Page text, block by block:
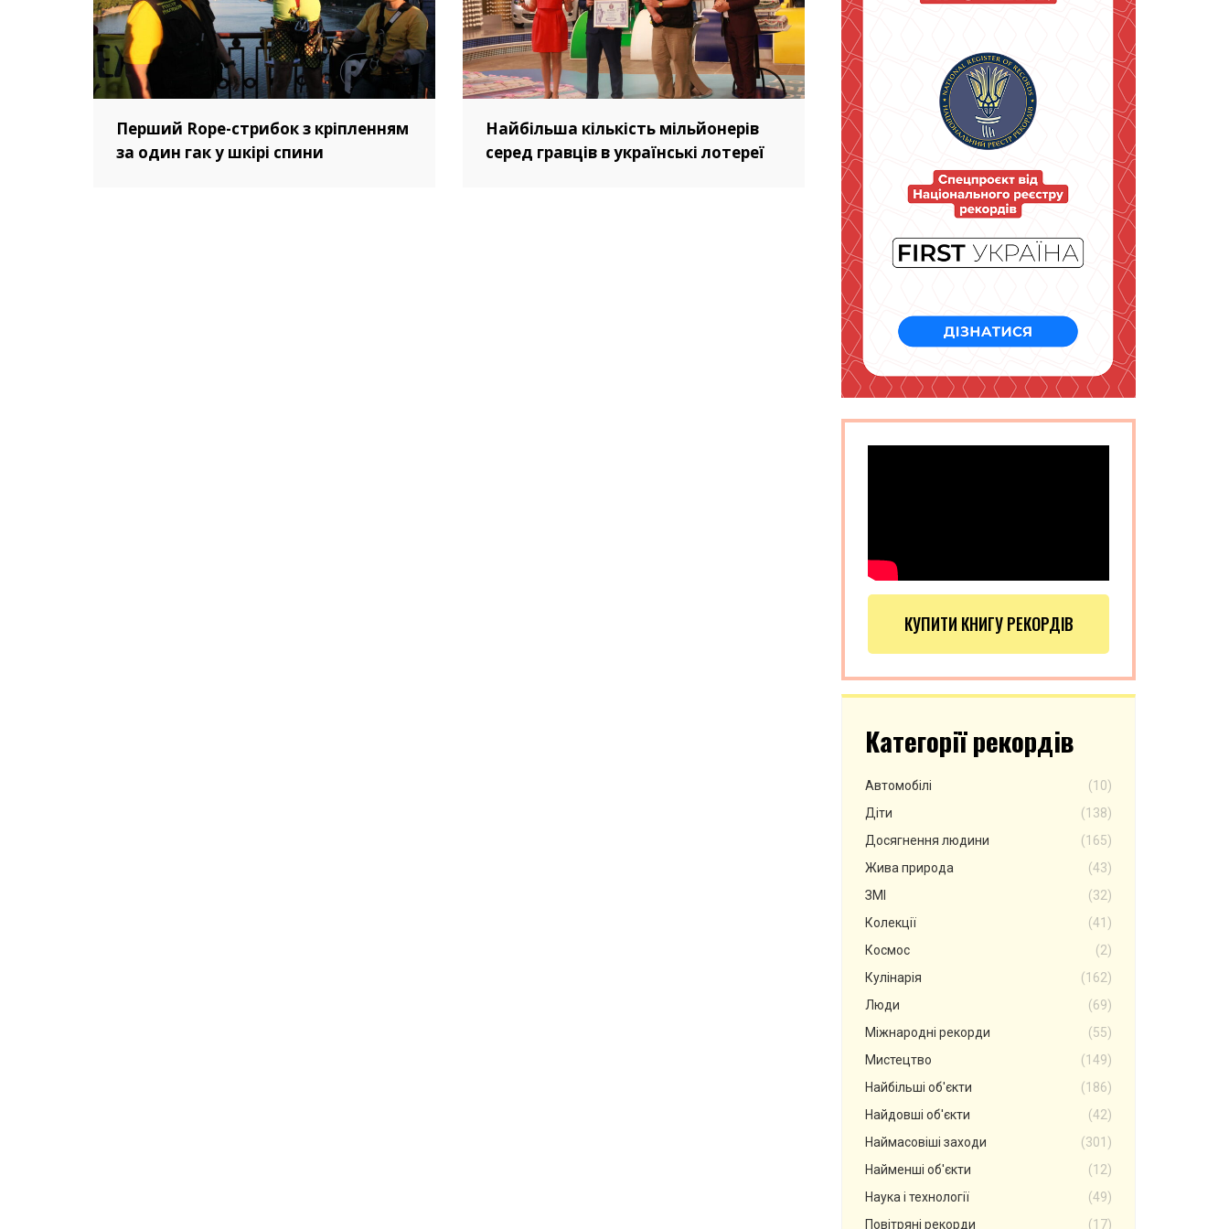
Перший Rope-­стрибок з кріпленням
за один гак у шкірі спини
Найбільша кількість мільйонерів
серед гравців в українські лотереї
КУПИТИ КНИГУ РЕКОРДІВ
Категорії рекордів
Автомобілі
(10)
Діти
(138)
Досягнення людини
(165)
Жива природа
(43)
ЗМІ
(32)
Колекції
(41)
Космос
(2)
Кулінарія
(162)
Люди
(69)
Міжнародні рекорди
(55)
Мистецтво
(149)
Найбільші об'єкти
(186)
Найдовші об'єкти
(42)
Наймасовіші заходи
(301)
Найменші об'єкти
(12)
Наука і технології
(49)
Повітряні рекорди
(17)